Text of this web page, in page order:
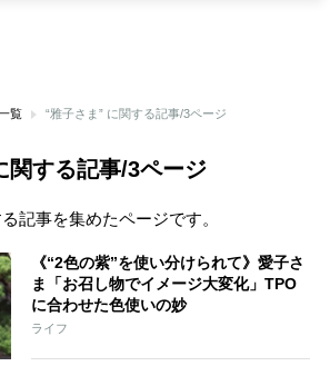
覧 “雅子さま” に関する記事/3ページ
関する記事/3ページ
記事を集めたページです。
《“2色の紫”を使い分けられて》愛子さ
ま「お召し物でイメージ大変化」TPO
に合わせた色使いの妙
ライフ